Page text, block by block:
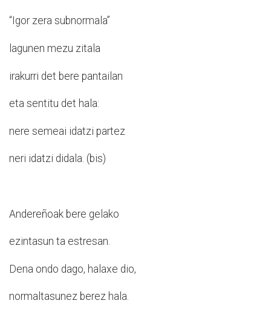
“Igor zera subnormala”
lagunen mezu zitala
irakurri det bere pantailan
eta sentitu det hala:
nere semeai idatzi partez
neri idatzi didala. (bis)
Andereñoak bere gelako
ezintasun ta estresan.
Dena ondo dago, halaxe dio,
normaltasunez berez hala.